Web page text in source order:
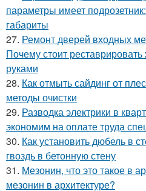
параметры имеет
габариты
27. Ремонт дверей входных
Почему стоит
руками
28. Как отмыть сайдинг от
методы очистки
29. Разводка электрики в
экономим на оплате труда
30. Как установить дюбель в
гвоздь в бетонную стену
31. Мезонин, что это такое в
мезонин в архитектуре?